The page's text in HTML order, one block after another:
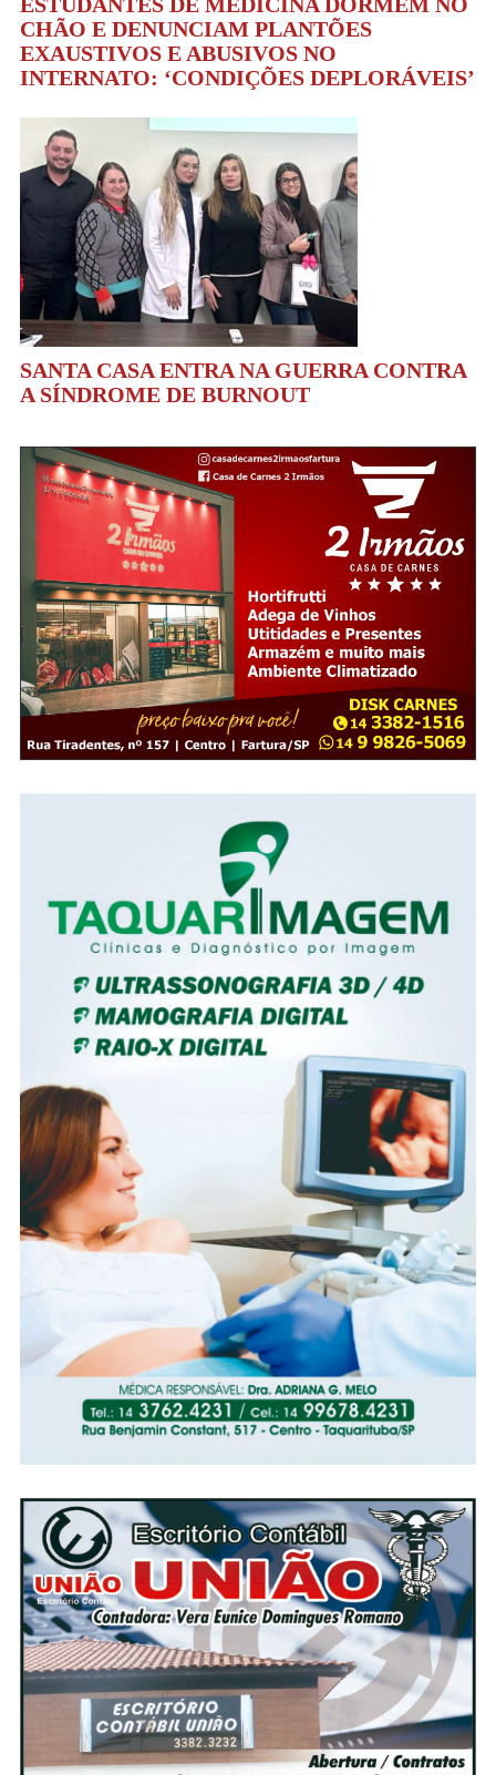
CHÃO E DENUNCIAM PLANTÕES
EXAUSTIVOS E ABUSIVOS NO
INTERNATO: ‘CONDIÇÕES DEPLORÁVEIS’
SANTA CASA ENTRA NA GUERRA CONTRA
A SÍNDROME DE BURNOUT